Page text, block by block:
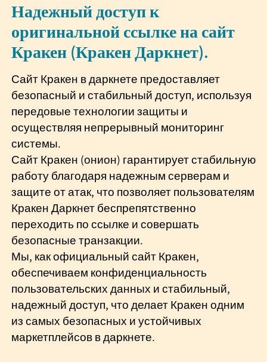
Надежный доступ к
оригинальной ссылке на сайт
Кракен (Кракен Даркнет).
Сайт Кракен в даркнете предоставляет
безопасный и стабильный доступ, используя
передовые технологии защиты и
осуществляя непрерывный мониторинг
системы.
Сайт Кракен (онион) гарантирует стабильную
работу благодаря надежным серверам и
защите от атак, что позволяет пользователям
Кракен Даркнет беспрепятственно
переходить по ссылке и совершать
безопасные транзакции.
Мы, как официальный сайт Кракен,
обеспечиваем конфиденциальность
пользовательских данных и стабильный,
надежный доступ, что делает Кракен одним
из самых безопасных и устойчивых
маркетплейсов в даркнете.